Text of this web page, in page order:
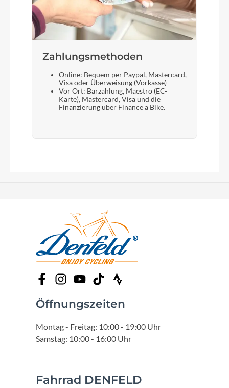
Zahlungsmethoden
Online: Bequem per Paypal, Mastercard,
Visa oder Überweisung (Vorkasse)
Vor Ort: Barzahlung, Maestro (EC-
Karte), Mastercard, Visa und die
Finanzierung über Finance a Bike.
Öffnungszeiten
Montag - Freitag: 10:00 - 19:00 Uhr
Samstag: 10:00 - 16:00 Uhr
Fahrrad DENFELD